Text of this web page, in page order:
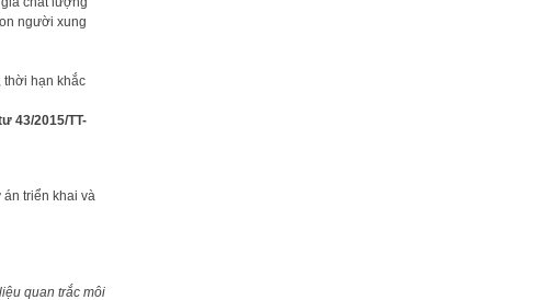
người xung
thời hạn khắc
43/2015/TT-
triển khai và
quan trắc môi